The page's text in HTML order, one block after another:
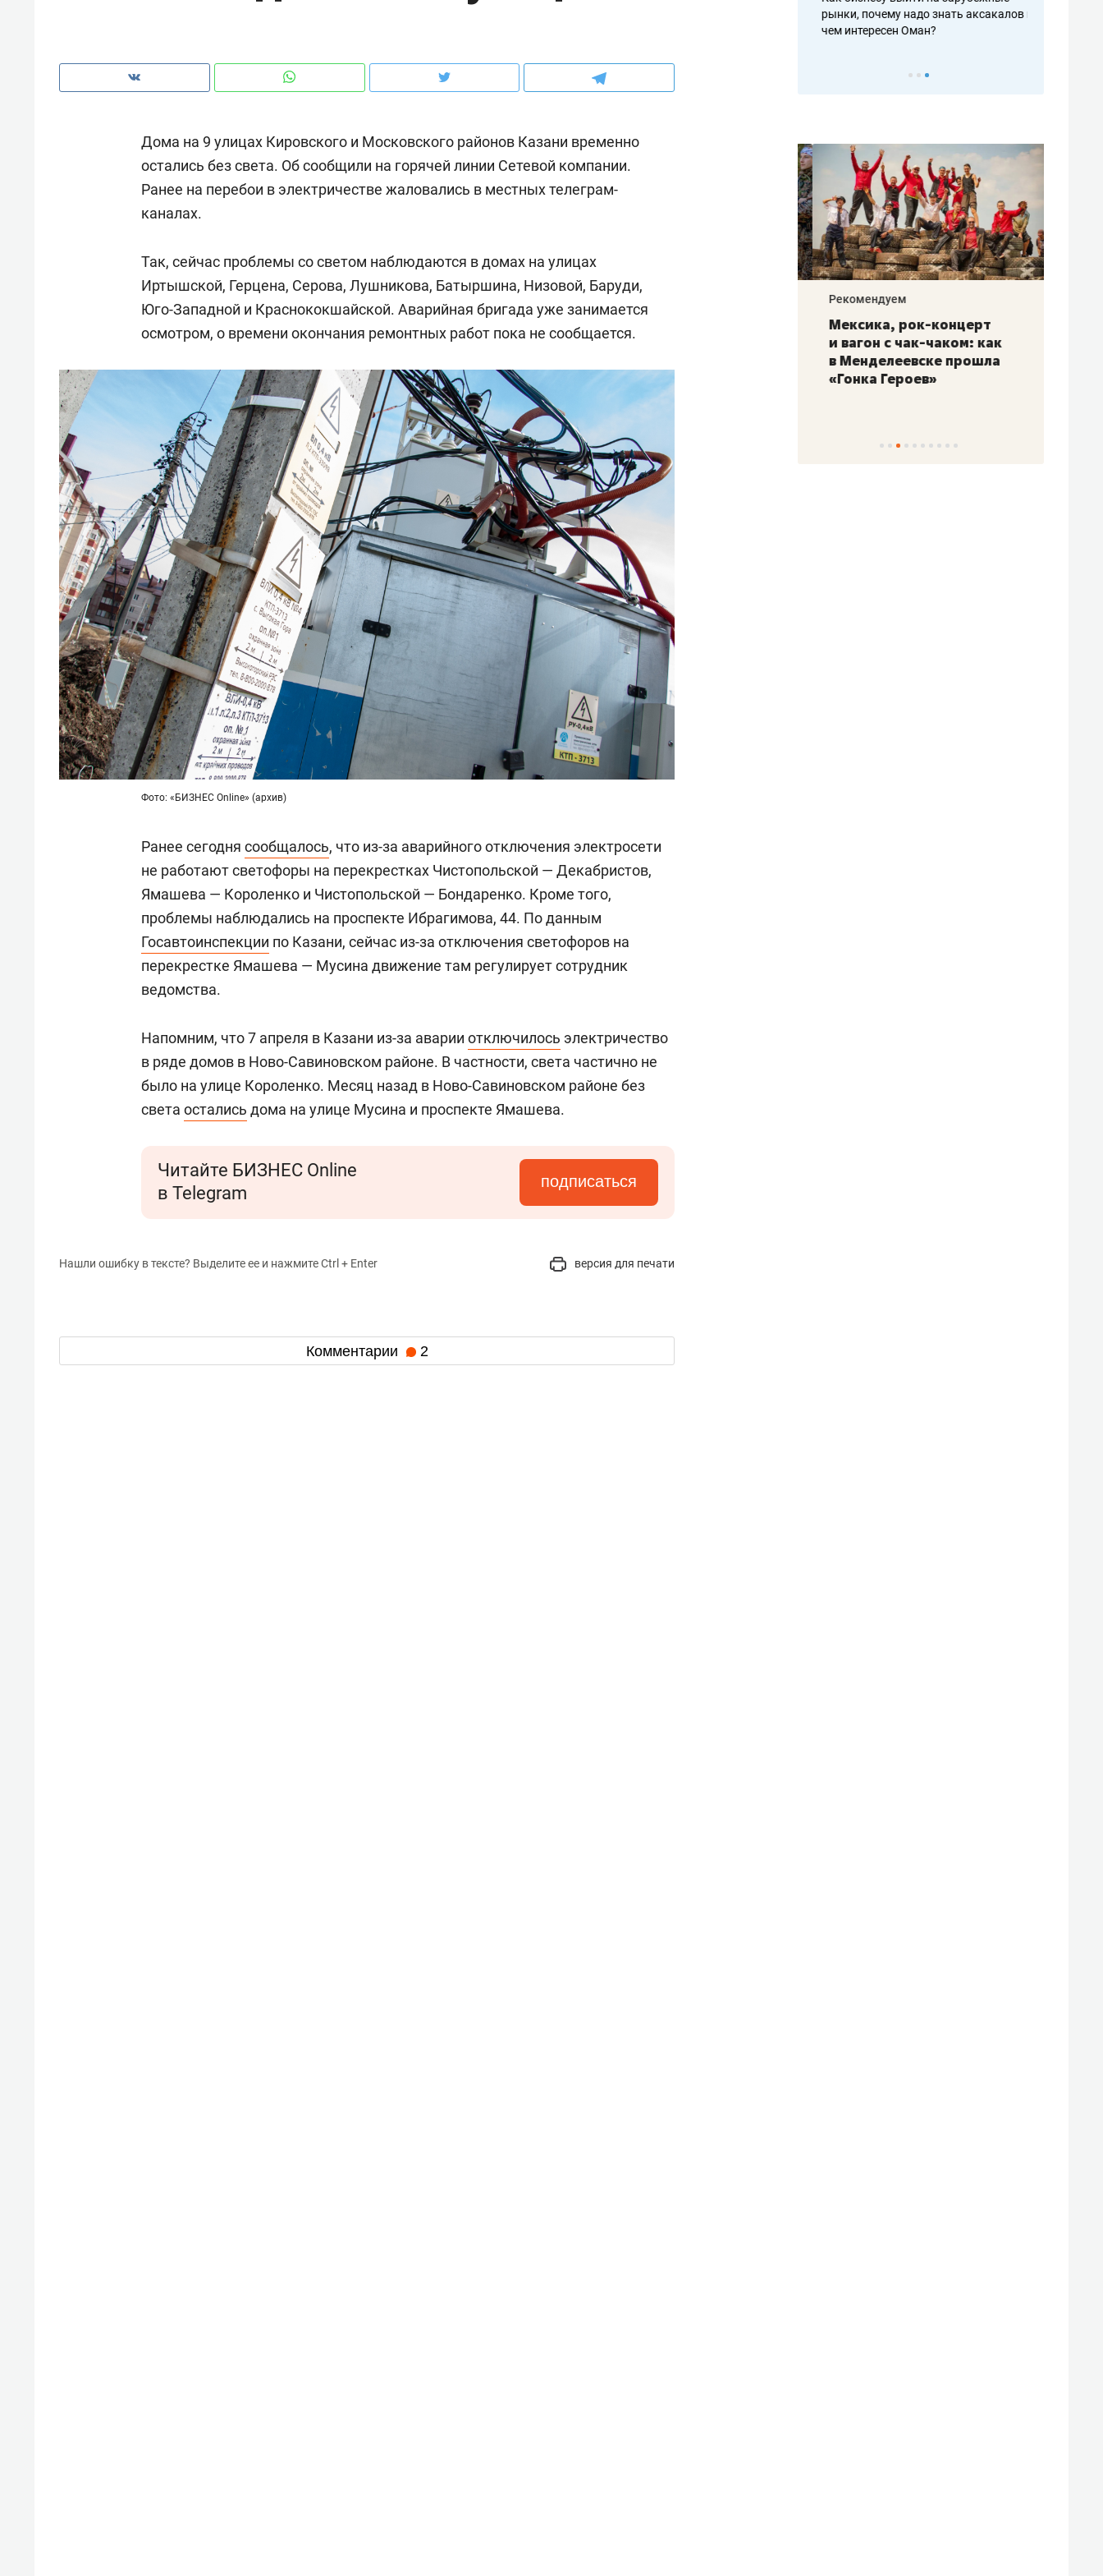
Дома на 9 улицах Кировского и Московского районов Казани временно
остались без света. Об сообщили на горячей линии Сетевой компании.
Ранее на перебои в электричестве жаловались в местных телеграм-
каналах.
Так, сейчас проблемы со светом наблюдаются в домах на улицах
Иртышской, Герцена, Серова, Лушникова, Батыршина, Низовой, Баруди,
Юго-Западной и Краснококшайской. Аварийная бригада уже занимается
осмотром, о времени окончания ремонтных работ пока не сообщается.
Фото: «БИЗНЕС Online» (архив)
Ранее сегодня сообщалось, что из-за аварийного отключения электросети
не работают светофоры на перекрестках Чистопольской — Декабристов,
Ямашева — Короленко и Чистопольской — Бондаренко. Кроме того,
проблемы наблюдались на проспекте Ибрагимова, 44. По данным
Госавтоинспекции по Казани, сейчас из-за отключения светофоров на
перекрестке Ямашева — Мусина движение там регулирует сотрудник
ведомства.
Напомним, что 7 апреля в Казани из-за аварии отключилось электричество
в ряде домов в Ново-Савиновском районе. В частности, света частично не
было на улице Короленко. Месяц назад в Ново-Савиновском районе без
света остались дома на улице Мусина и проспекте Ямашева.
Читайте БИЗНЕС Online
в Telegram
подписаться
Нашли ошибку в тексте? Выделите ее и нажмите Ctrl + Enter версия для печати
Комментарии 2
рынки, почему надо знать аксакалов и
чем интересен Оман?
создают оазис жилого
150 камер до квартиры и Face
ID вместо ключа: какой будет
Опыт выживания в дикой
природе, работа
состоянием как основа
антихрупких команд
Рекомендуем
Мексика, рок-концерт
и вагон с чак-чаком: как
в Менделеевске прошла
«Гонка Героев»